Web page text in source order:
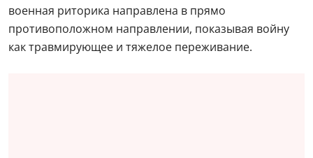
военная риторика направлена в прямо
противоположном направлении, показывая войну
как травмирующее и тяжелое переживание.